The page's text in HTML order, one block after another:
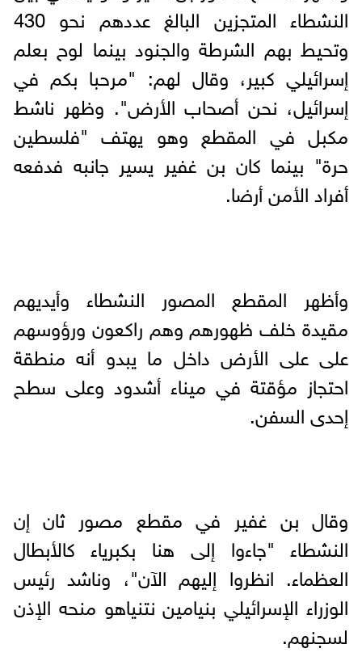
النشطاء المتجزين البالغ عددهم نحو 430
وتحيط بهم الشرطة والجنود بينما لوح بعلم
إسرائيلي كبير، وقال لهم: "مرحبا بكم في
إسرائيل، نحن أصحاب الأرض". وظهر ناشط
مكبل في المقطع وهو يهتف "فلسطين
حرة" بينما كان بن غفير يسير جانبه فدفعه
أفراد الأمن أرضا.
وأظهر المقطع المصور النشطاء وأيديهم
مقيدة خلف ظهورهم وهم راكعون ورؤوسهم
على على الأرض داخل ما يبدو أنه منطقة
احتجاز مؤقتة في ميناء أشدود وعلى سطح
إحدى السفن.
وقال بن غفير في مقطع مصور ثان إن
النشطاء "جاءوا إلى هنا بكبرياء كالأبطال
العظماء. انظروا إليهم الآن"، وناشد رئيس
الوزراء الإسرائيلي بنيامين نتنياهو منحه الإذن
لسجنهم.